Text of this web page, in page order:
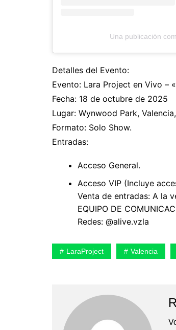
Una publicación
Detalles del Evento:
Evento: Lara Project en Vivo –
Fecha: 18 de octubre de 2025
Lugar: Wynwood Park,
Formato: Solo Show.
Entradas:
Acceso General.
Acceso VIP (Incluye
Venta de entradas: A la
EQUIPO DE
Redes: @alive.vzla
LaraProject Valencia